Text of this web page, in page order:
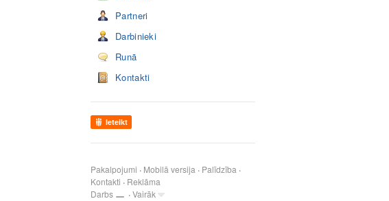
Partneri
Darbinieki
Runā
Kontakti
Ieteikt
Pakalpojumi Mobilā versija
Palīdzība
Kontakti
Reklāma
Darbs
Vairāk